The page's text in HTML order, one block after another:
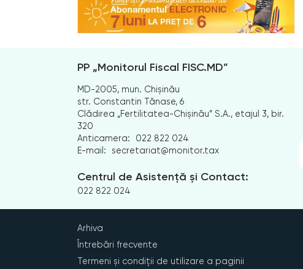
PP „Monitorul Fiscal FISC.MD”
MD-2005, mun. Chișinău
str. Constantin Tănase, 6
Clădirea „Fertilitatea-Chișinău” S.A., etajul 3, bir.
320
Anticamera:
022 822 024
E-mail:
secretariat@monitor.tax
Centrul de Asistență și Contact:
022 822 024
Arhiva
Întrebări frecvente
Termeni și condiții de utilizare a paginii